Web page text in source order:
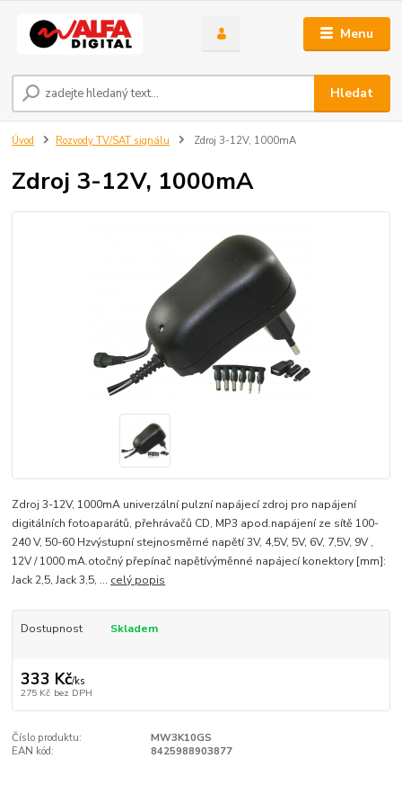
Menu
Hledat
Úvod Rozvody TV/SAT signálu Zdroj 3-12V, 1000mA
Zdroj 3-12V, 1000mA
Zdroj 3-12V, 1000mA univerzální pulzní napájecí zdroj pro napájení
digitálních fotoaparátů, přehrávačů CD, MP3 apod.napájení ze sítě 100-
240 V, 50-60 Hzvýstupní stejnosměrné napětí 3V, 4,5V, 5V, 6V, 7,5V, 9V ,
12V / 1000 mA.otočný přepínač napětívýměnné napájecí konektory [mm]:
Jack 2,5, Jack 3,5, ... celý popis
Dostupnost Skladem
333 Kč/ks
275 Kč bez DPH
Číslo produktu:
MW3K10GS
EAN kód:
8425988903877